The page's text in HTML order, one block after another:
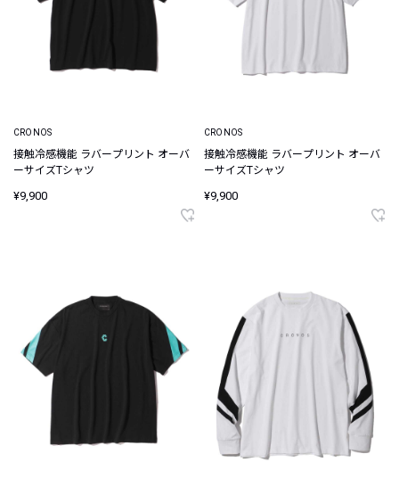
CRONOS
接触冷感機能 ラバープリント オーバ
ーサイズTシャツ
¥9,900
CRONOS
接触冷感機能 ラバープリント オーバ
ーサイズTシャツ
¥9,900